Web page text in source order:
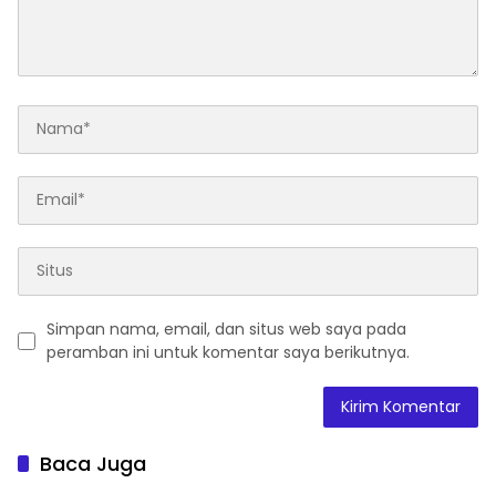
Simpan nama, email, dan situs web saya pada
peramban ini untuk komentar saya berikutnya.
Baca Juga